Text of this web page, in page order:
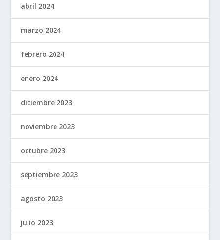
abril 2024
marzo 2024
febrero 2024
enero 2024
diciembre 2023
noviembre 2023
octubre 2023
septiembre 2023
agosto 2023
julio 2023